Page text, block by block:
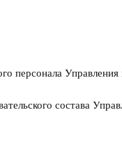
персонала Управления
состава